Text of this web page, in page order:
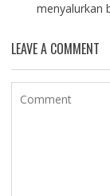
menyalurkan
LEAVE A COMMENT